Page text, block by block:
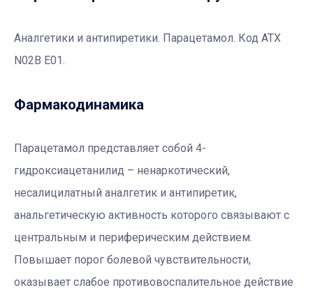
Аналгетики и антипиретики. Парацетамол. Код АТХ
N02B E01.
Фармакодинамика
Парацетамол представляет собой 4-
гидроксиацетанилид – ненаркотический,
несалицилатный аналгетик и антипиретик,
анальгетическую активность которого связывают с
центральным и периферическим действием.
Повышает порог болевой чувствительности,
оказывает слабое противовоспалительное действие